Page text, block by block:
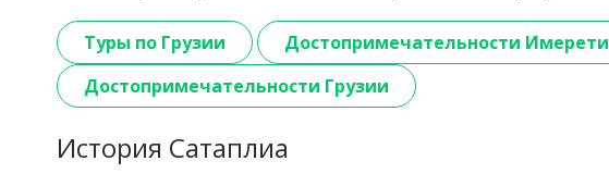
Туры по Грузии
Достопримечательности Имерети
Достопримечательности Грузии
История Сатаплиа